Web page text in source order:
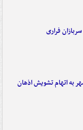
فراری
در بهشهر به اتهام تشویش اذهان